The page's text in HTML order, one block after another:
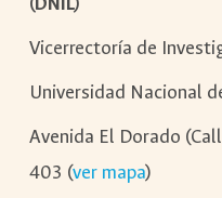
Vicerrectoría de
Universidad Nacional
Avenida El Dorado
403 (ver mapa)